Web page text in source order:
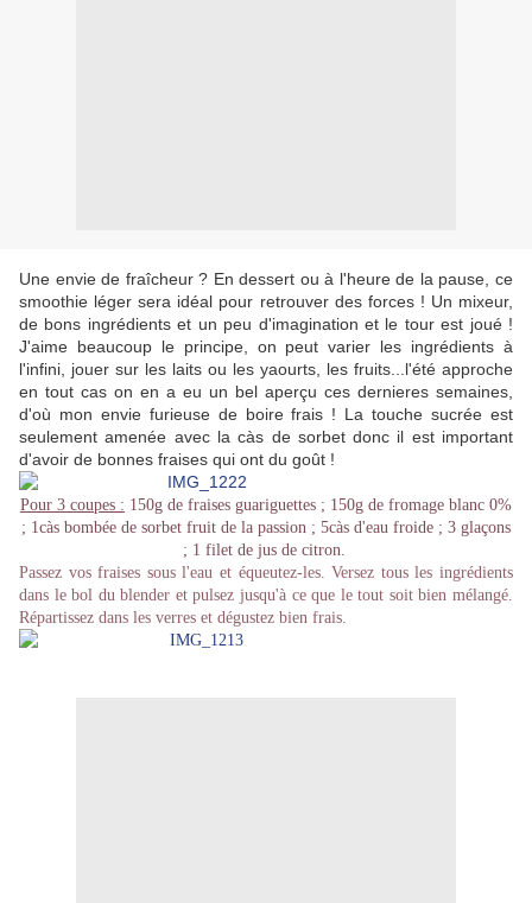
Une envie de fraîcheur ? En dessert ou à l'heure de la pause, ce
smoothie léger sera idéal pour retrouver des forces ! Un mixeur,
de bons ingrédients et un peu d'imagination et le tour est joué !
J'aime beaucoup le principe, on peut varier les ingrédients à
l'infini, jouer sur les laits ou les yaourts, les fruits...l'été approche
en tout cas on en a eu un bel aperçu ces dernieres semaines,
d'où mon envie furieuse de boire frais ! La touche sucrée est
seulement amenée avec la càs de sorbet donc il est important
d'avoir de bonnes fraises qui ont du goût !
Pour 3 coupes : 150g de fraises guariguettes ; 150g de fromage blanc 0%
; 1càs bombée de sorbet fruit de la passion ; 5càs d'eau froide ; 3 glaçons
; 1 filet de jus de citron.
Passez vos fraises sous l'eau et équeutez-les. Versez tous les ingrédients
dans le bol du blender et pulsez jusqu'à ce que le tout soit bien mélangé.
Répartissez dans les verres et dégustez bien frais.